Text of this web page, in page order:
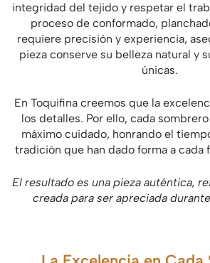
integridad del tejido y respetar el
proceso de conformado,
requiere precisión y experiencia,
pieza conserve su belleza natural y
únicas.
En Toquifina creemos que la
los detalles. Por ello, cada
máximo cuidado, honrando el
tradición que han dado forma a cada
El resultado es una pieza auténtica,
creada para ser apreciada